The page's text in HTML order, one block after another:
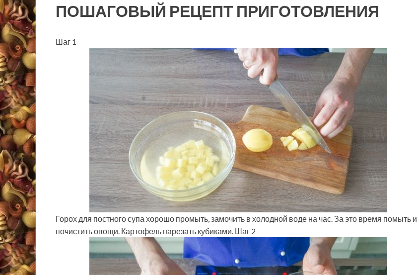
ПОШАГОВЫЙ РЕЦЕПТ ПРИГОТОВЛЕНИЯ
Шаг 1
Горох для постного супа хорошо промыть, замочить в холодной воде на час. За это время помыть и
почистить овощи. Картофель нарезать кубиками. Шаг 2